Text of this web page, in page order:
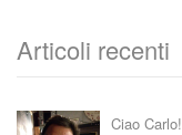
Articoli recenti
Ciao Carlo!